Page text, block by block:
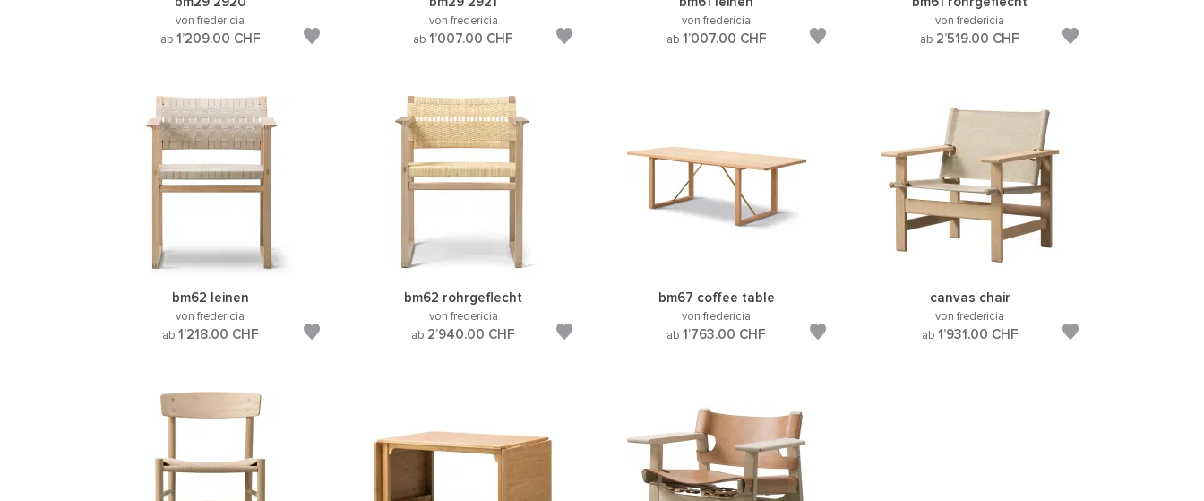
von fredericia
ab 1’209.00 CHF
von fredericia
ab1’007.00 CHF
von fredericia
ab 1’007.00 CHF
von fredericia
ab 2’519.00 CHF
bm62 leinen
von fredericia
ab 1’218.00 CHF
bm62 rohrgeflecht
von fredericia
ab 2’940.00 CHF
bm67 coffee table
von fredericia
ab1’763.00 CHF
canvas chair
von fredericia
ab 1’931.00 CHF